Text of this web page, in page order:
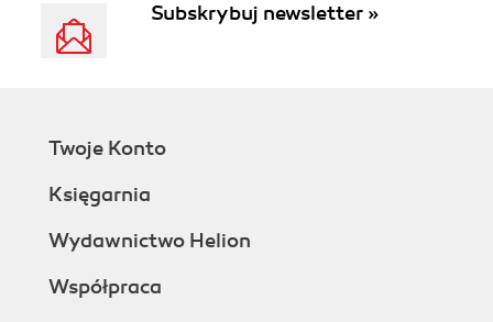
Subskrybuj newsletter »
Twoje Konto
Księgarnia
Wydawnictwo Helion
Współpraca